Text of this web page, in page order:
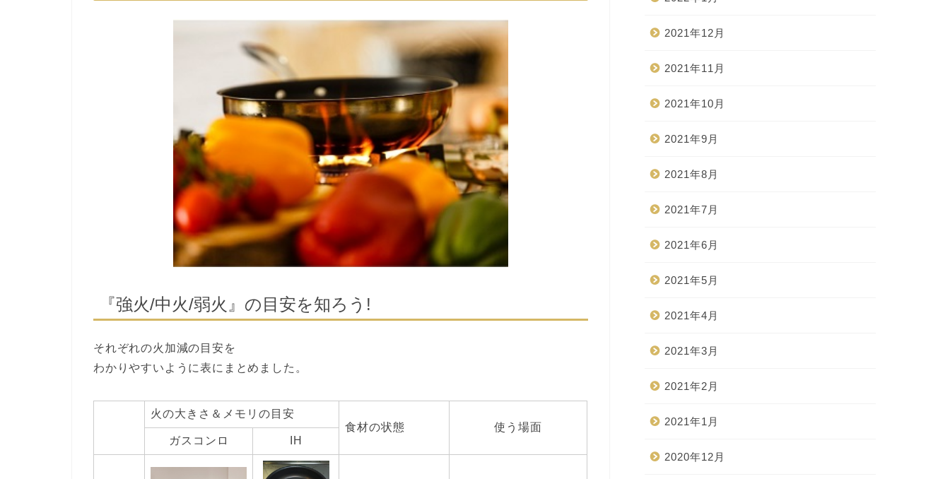
『強火/中火/弱火』の目安を知ろう!
それぞれの火加減の目安を
わかりやすいように表にまとめました。
火の大きさ＆メモリの目安
食材の状態
使う場面
ガスコンロ
IH
2021年12月
2021年11月
2021年10月
2021年9月
2021年8月
2021年7月
2021年6月
2021年5月
2021年4月
2021年3月
2021年2月
2021年1月
2020年12月